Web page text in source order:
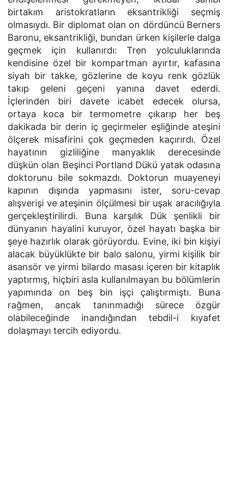
birtakım aristokratların eksantrikliği seçmiş
olmasıydı. Bir diplomat olan on dördüncü Berners
Baronu, eksantrikliği, bundan ürken kişilerle dalga
geçmek için kullanırdı: Tren yolculuklarında
kendisine özel bir kompartman ayırtır, kafasına
siyah bir takke, gözlerine de koyu renk gözlük
takıp geleni geçeni yanına davet ederdi.
İçlerinden biri davete icabet edecek olursa,
ortaya koca bir termometre çıkarıp her beş
dakikada bir derin iç geçirmeler eşliğinde ateşini
ölçerek misafirini çok geçmeden kaçırırdı. Özel
hayatının gizliliğine manyaklık derecesinde
düşkün olan Beşinci Portland Dükü yatak odasına
doktorunu bile sokmazdı. Doktorun muayeneyi
kapının dışında yapmasını ister, soru-cevap
alışverişi ve ateşinin ölçülmesi bir uşak aracılığıyla
gerçekleştirilirdi. Buna karşılık Dük şenlikli bir
dünyanın hayalini kuruyor, özel hayatı başka bir
şeye hazırlık olarak görüyordu. Evine, iki bin kişiyi
alacak büyüklükte bir balo salonu, yirmi kişilik bir
asansör ve yirmi bilardo masası içeren bir kitaplık
yaptırmış, hiçbiri asla kullanılmayan bu bölümlerin
yapımında on beş bin işçi çalıştırmıştı. Buna
rağmen, ancak tanınmadığı sürece özgür
olabileceğinde inandığından tebdil-i kıyafet
dolaşmayı tercih ediyordu.